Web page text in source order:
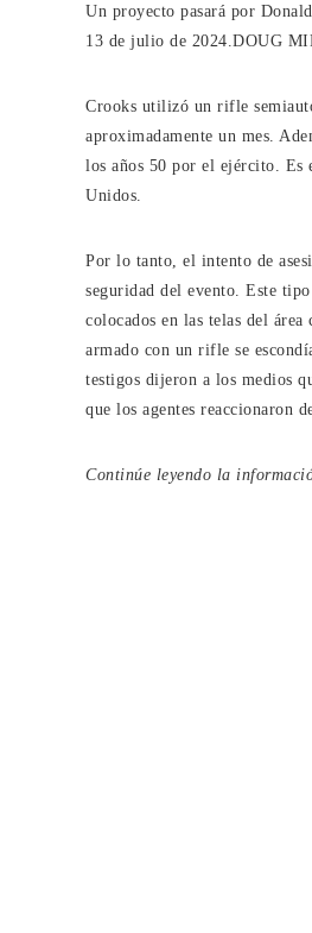
Un proyecto pasará por
13 de julio de 2024.DOUG
Crooks utilizó un rifle
aproximadamente un mes.
los años 50 por el ejército. Es
Unidos.
Por lo tanto, el intento de
seguridad del evento. Este
colocados en las telas del
armado con un rifle se
testigos dijeron a los medios
que los agentes reaccionaron
Continúe leyendo la